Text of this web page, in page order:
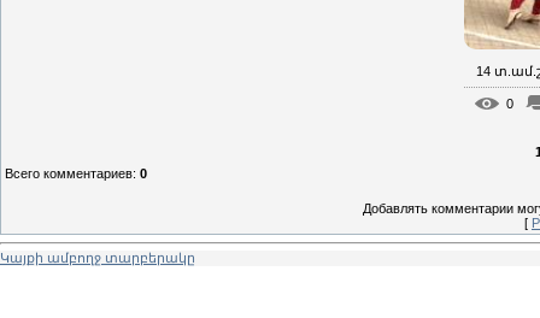
14
0
Всего комментариев: 0
Добавлять комментарии
[
Կայքի ամբողջ տարբերակը